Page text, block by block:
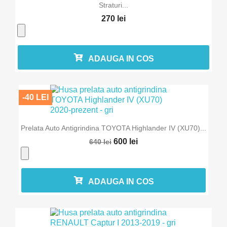
Straturi...
270 lei
ADAUGA IN COS
Prelata Auto Antigrindina TOYOTA Highlander IV (XU70)...
640 lei 600 lei
-40 LEI
ADAUGA IN COS